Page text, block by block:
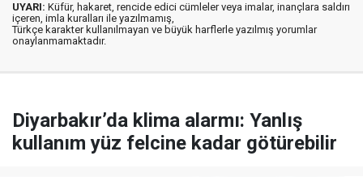
UYARI: Küfür, hakaret, rencide edici cümleler veya imalar, inançlara saldırı
içeren, imla kuralları ile yazılmamış,
Türkçe karakter kullanılmayan ve büyük harflerle yazılmış yorumlar
onaylanmamaktadır.
Diyarbakır’da klima alarmı: Yanlış
kullanım yüz felcine kadar götürebilir